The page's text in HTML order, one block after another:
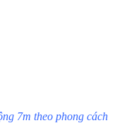
7m theo phong cách